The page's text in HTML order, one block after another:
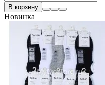
В корзину
Новинка